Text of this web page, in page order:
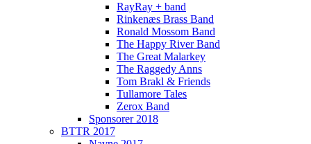
Mad og Drikke
Overnatning
Sociale Medier
Navne 2018
RayRay + band
Rinkenæs Brass Band
Ronald Mossom Band
The Happy River Band
The Great Malarkey
The Raggedy Anns
Tom Brakl & Friends
Tullamore Tales
Zerox Band
Sponsorer 2018
BTTR 2017